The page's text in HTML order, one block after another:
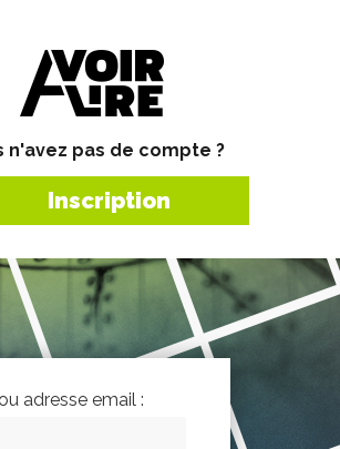
n'avez pas de compte ?
Inscription
adresse email :